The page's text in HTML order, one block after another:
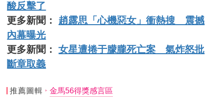
酸反擊了
更多新聞： 趙露思「心機惡女」衝熱搜 震撼
內幕曝光
更多新聞：女星遭捲于朦朧死亡案 氣炸怒批
斷章取義
推薦圖輯 金馬56得獎感言區